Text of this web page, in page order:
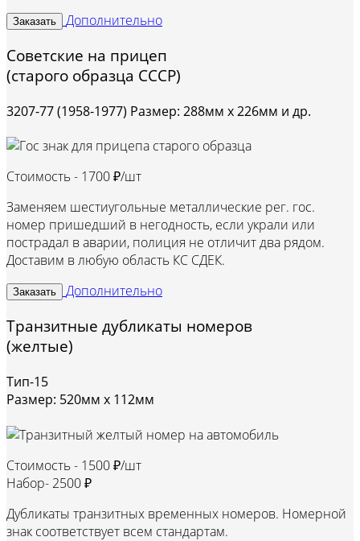
Заказать Дополнительно
Советские на прицеп
(старого образца СССР)
3207-77 (1958-1977) Размер: 288мм х 226мм и др.
Стоимость - 1700 ₽/шт
Заменяем шестиугольные металлические рег. гос.
номер пришедший в негодность, если украли или
пострадал в аварии, полиция не отличит два рядом.
Доставим в любую область КС СДЕК.
Заказать Дополнительно
Транзитные дубликаты номеров
(желтые)
Тип-15
Размер: 520мм х 112мм
Стоимость - 1500 ₽/шт
Набор- 2500 ₽
Дубликаты транзитных временных номеров. Номерной
знак соответствует всем стандартам.